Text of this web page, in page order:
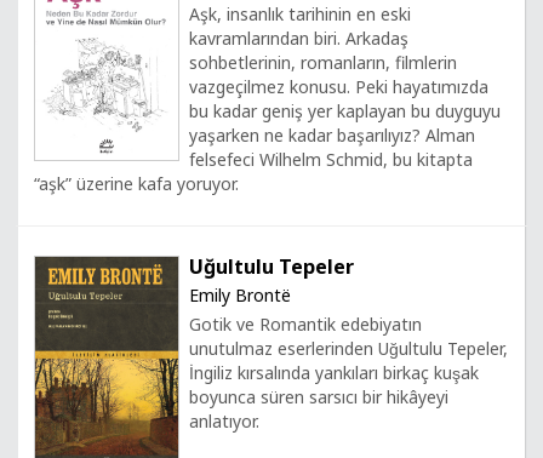
Aşk, insanlık tarihinin en eski
kavramlarından biri. Arkadaş
sohbetlerinin, romanların, filmlerin
vazgeçilmez konusu. Peki hayatımızda
bu kadar geniş yer kaplayan bu duyguyu
yaşarken ne kadar başarılıyız? Alman
felsefeci Wilhelm Schmid, bu kitapta
“aşk” üzerine kafa yoruyor.
Uğultulu Tepeler
Emily Brontë
Gotik ve Romantik edebiyatın
unutulmaz eserlerinden Uğultulu Tepeler,
İngiliz kırsalında yankıları birkaç kuşak
boyunca süren sarsıcı bir hikâyeyi
anlatıyor.